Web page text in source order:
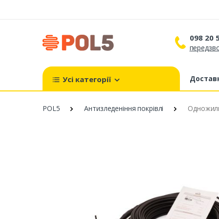
098 20
098
093
Усі категорії
POL5 Антизледеніння покрівлі